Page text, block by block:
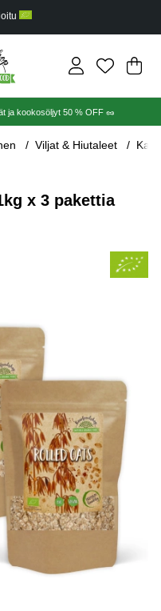
.
ja kookosöljyt 50 % OFF 🥜
Viljat & Hiutaleet
x 3 pakettia
0
x 3 pakettia